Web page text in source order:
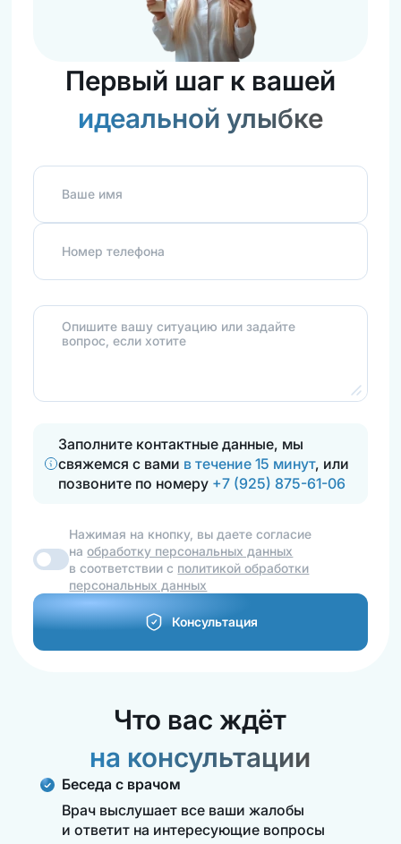
Первый шаг к вашей
идеальной улыбке
Ваше имя
Номер телефона
Опишите вашу ситуацию или задайте
вопрос, если хотите
Заполните контактные данные, мы
свяжемся с вами в течение 15 минут, или
позвоните по номеру +7 (925) 875-61-06
Нажимая на кнопку, вы даете согласие
наобработку персональных данных
в соответствии с политикой обработки
персональных данных
Консультация
Что вас ждёт
на консультации
Беседа с врачом
Врач выслушает все ваши жалобы
и ответит на интересующие вопросы